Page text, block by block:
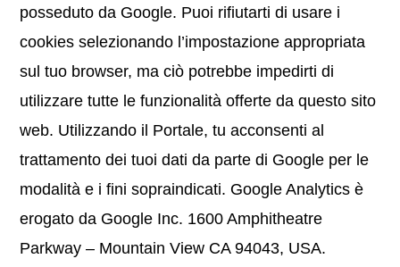
posseduto da Google. Puoi rifiutarti di usare i
cookies selezionando l’impostazione appropriata
sul tuo browser, ma ciò potrebbe impedirti di
utilizzare tutte le funzionalità offerte da questo sito
web. Utilizzando il Portale, tu acconsenti al
trattamento dei tuoi dati da parte di Google per le
modalità e i fini sopraindicati. Google Analytics è
erogato da Google Inc. 1600 Amphitheatre
Parkway – Mountain View CA 94043, USA.